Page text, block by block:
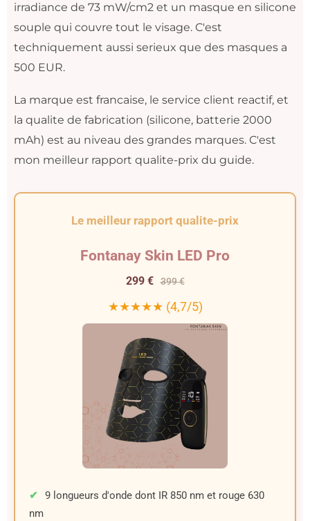
irradiance de 73 mW/cm2 et un masque en silicone
souple qui couvre tout le visage. C'est
techniquement aussi serieux que des masques a
500 EUR.
La marque est francaise, le service client reactif, et
la qualite de fabrication (silicone, batterie 2000
mAh) est au niveau des grandes marques. C'est
mon meilleur rapport qualite-prix du guide.
Le meilleur rapport qualite-prix
Fontanay Skin LED Pro
299 € 399 €
★★★★★ (4,7/5)
9 longueurs d'onde dont IR 850 nm et rouge 630
nm